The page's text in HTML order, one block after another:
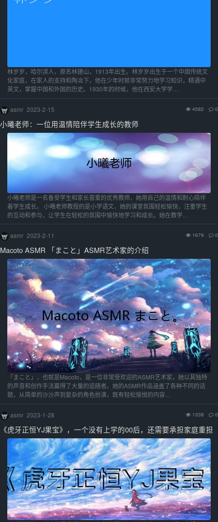
林岁岁，哈尔滨人，原名林建山，1913年出生。林岁岁出生于一个中国传统文
化家庭，在家人的支持和陶冶下，他在少年时就非常努力地学习知识，精通中
英文，掌握中国和外国的历史。1930年的时候，他在西安大学学…
asmr 2023-2-15 4582 0
小曦老师：一位用温情陪伴学生成长的教师
小曦老师是一名备受学生和家长喜爱的优秀教师，她用自己的温情和耐心陪伴
着学生成长。 小曦老师教授的是小学语文，她的课堂氛围轻松愉快，注重学生
的互动和参与，让学生在轻松的氛围中愉快地学习和成长。她在教学…
asmr 2023-2-11 1679 0
Macoto ASMR 「まこと」ASMR艺术家的介绍
「まこと」，也就是Macoto，是一位非常受欢迎的ASMR艺术家，她以其独特
的声音和创作手法赢得了大量的追随者。她的ASMR作品涵盖了各种不同的话
题，从简单的沙沙声到复杂的角色扮演，既有轻松愉悦的内容…
asmr 2023-1-28 1338 0
《虎牙正恒YJ果宝》，一个没有上学的00后，还需要承担家庭重担